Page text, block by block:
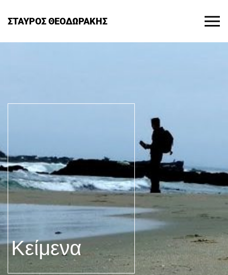
ΣΤΑΥΡΟΣ ΘΕΟΔΩΡΑΚΗΣ
Κείμενα